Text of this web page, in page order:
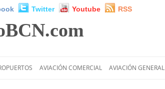
Twitter Youtube RSS
.com
AVIACIÓN COMERCIAL AVIACIÓN GENERAL